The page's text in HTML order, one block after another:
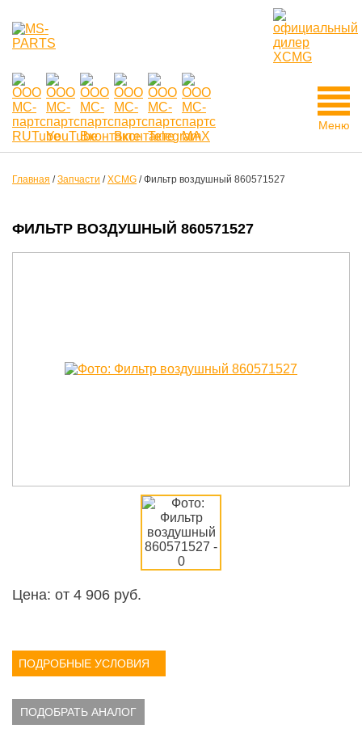
Меню
Главная /Запчасти /XCMG /Фильтр воздушный 860571527
ФИЛЬТР ВОЗДУШНЫЙ 860571527
Цена: от 4 906 руб.
ПОДРОБНЫЕ УСЛОВИЯ
ПОДОБРАТЬ АНАЛОГ